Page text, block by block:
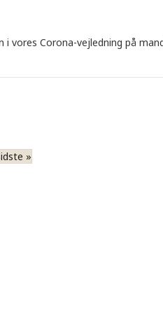
vores Corona-vejledning på
»